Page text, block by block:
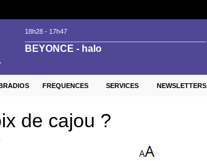
de cajou ?
FREQUENCES SERVICES NEWSLETTERS